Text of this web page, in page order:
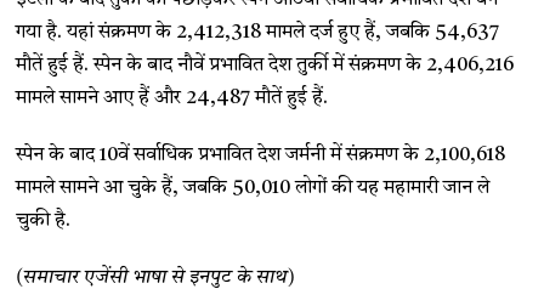
गया है. यहां संक्रमण के 2,412,318 मामले दर्ज हुए हैं, जबकि 54,637
मौतें हुई हैं. स्पेन के बाद नौवें प्रभावित देश तुर्की में संक्रमण के 2,406,216
मामले सामने आए हैं और 24,487 मौतें हुई हैं.
स्पेन के बाद 10वें सर्वाधिक प्रभावित देश जर्मनी में संक्रमण के 2,100,618
मामले सामने आ चुके हैं, जबकि 50,010 लोगों की यह महामारी जान ले
चुकी है.
(समाचार एजेंसी भाषा से इनपुट के साथ)